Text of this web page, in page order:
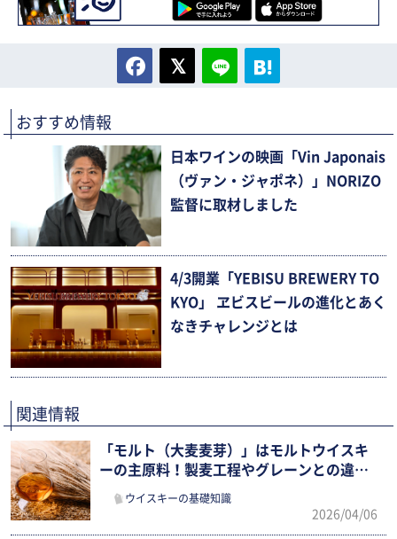
おすすめ情報
日本ワインの映画「Vin Japonais
（ヴァン・ジャポネ）」NORIZO
監督に取材しました
4/3開業「YEBISU BREWERY TO
KYO」 ヱビスビールの進化とあく
なきチャレンジとは
関連情報
「モルト（大麦麦芽）」はモルトウイスキ
ーの主原料！製麦工程やグレーンとの違
ウイスキーの基礎知識
2026/04/06